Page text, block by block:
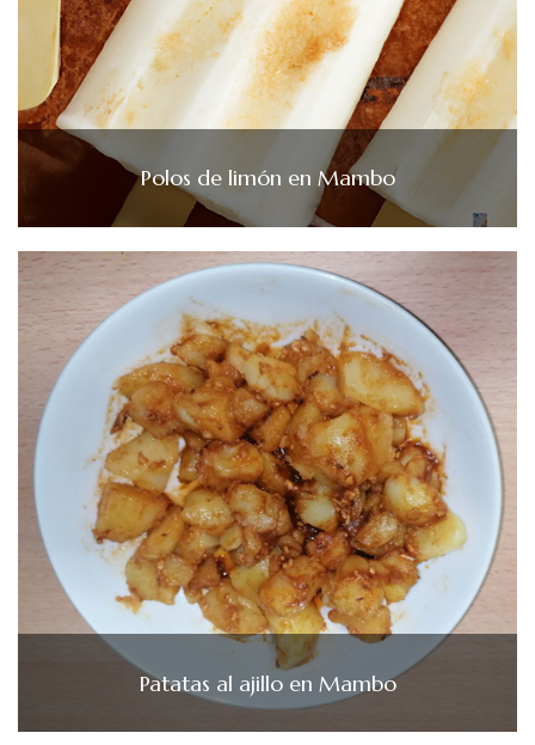
Polos de limón en Mambo
Patatas al ajillo en Mambo